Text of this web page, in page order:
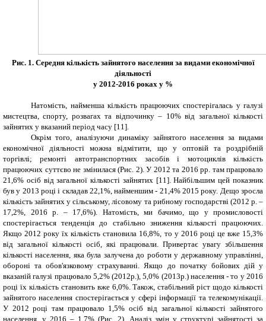
Рис. 1. Середня кількість зайнятого населення за видами економічної
діяльності
у 2012-2016 роках у %
Натомість, найменша кількість працюючих спостерігалась у галузі
мистецтва, спорту, розвагах та відпочинку – 10% від загальної кількості
зайнятих у вказаний період часу [11].
Окрім того, аналізуючи динаміку зайнятого населення за видами
економічної діяльності можна відмітити, що у оптовій та роздрібній
торгівлі; ремонті автотранспортних засобів і мотоциклів кількість
працюючих суттєво не змінилася (Рис. 2). У 2012 та 2016 рр. там працювало
21,6% осіб від загальної кількості зайнятих [11]. Найбільшим цей показник
був у 2013 році і складав 22,1%, найменшим - 21,4% 2015 року. Дещо зросла
кількість зайнятих у сільському, лісовому та рибному господарстві (2012 р. –
17,2%, 2016 р. – 17,6%). Натомість, ми бачимо, що у промисловості
спостерігається тенденція до стабільно зниження кількості працюючих.
Якщо 2012 року їх кількість становила 16,8%, то у 2016 році це вже 15,3%
від загальної кількості осіб, які працювали. Привертає увагу збільшення
кількості населення, яка була залучена до роботи у державному управлінні,
обороні та обов'язковому страхуванні. Якщо до початку бойових дій у
вказаній галузі працювало 5,2% (2012р.), 5,0% (2013р.) населення - то у 2016
році їх кількість становить вже 6,0%. Також, стабільний ріст щодо кількості
зайнятого населення спостерігається у сфері інформації та телекомунікації.
У 2012 році там працювало 1,5% осіб від загальної кількості зайнятого
населення, у 2016 – 1,7% (Рис. 2). Аналіз змін у структурі зайнятості за